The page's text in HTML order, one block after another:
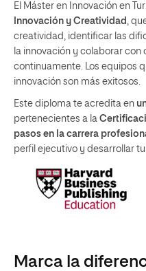
El Máster en Innovación en
Innovación y Creatividad ,
creatividad, identificar las
la innovación y colaborar con
continuamente. Los equipos
innovación son más exitosos.
Este diploma te acredita en
pertenecientes a la
pasos en la carrera
perfil ejecutivo y desarrollar
Marca la